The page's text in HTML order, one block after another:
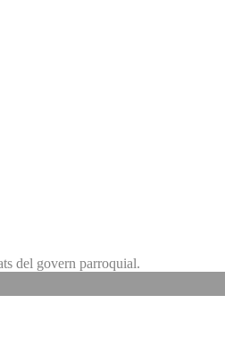
del govern parroquial.